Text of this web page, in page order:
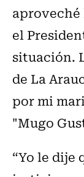
el
situación.
de La
por mi
"Mugo
“Yo le dije